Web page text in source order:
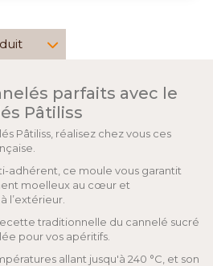
parfaits avec le
Pâtiliss
Pâtiliss, réalisez chez vous ces
adhérent, ce moule vous garantit
moelleux au cœur et
l’extérieur.
traditionnelle du cannelé sucré
pour vos apéritifs.
allant jusqu'à 240 °C, et son